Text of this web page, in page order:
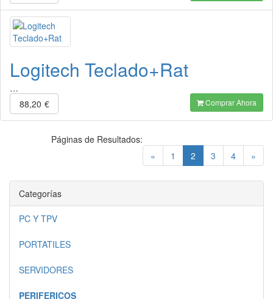
Logitech Teclado+Rat
…
88,20 € Comprar Ahora
« 1 2 (current)
3 4 »
Páginas de Resultados:
Categorías
PC Y TPV
PORTATILES
SERVIDORES
PERIFERICOS